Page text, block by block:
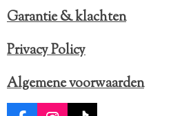
Garantie & klachten
Privacy Policy
Algemene voorwaarden